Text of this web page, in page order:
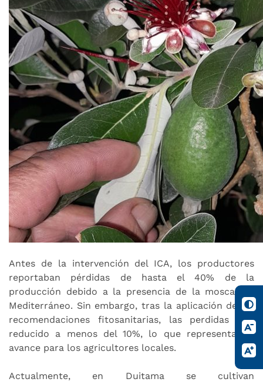
Antes de la intervención del ICA, los productores
reportaban pérdidas de hasta el 40% de la
producción debido a la presencia de la mosca del
Mediterráneo. Sin embargo, tras la aplicación de las
recomendaciones fitosanitarias, las perdidas han
reducido a menos del 10%, lo que representa un
avance para los agricultores locales.
Actualmente, en Duitama se cultivan